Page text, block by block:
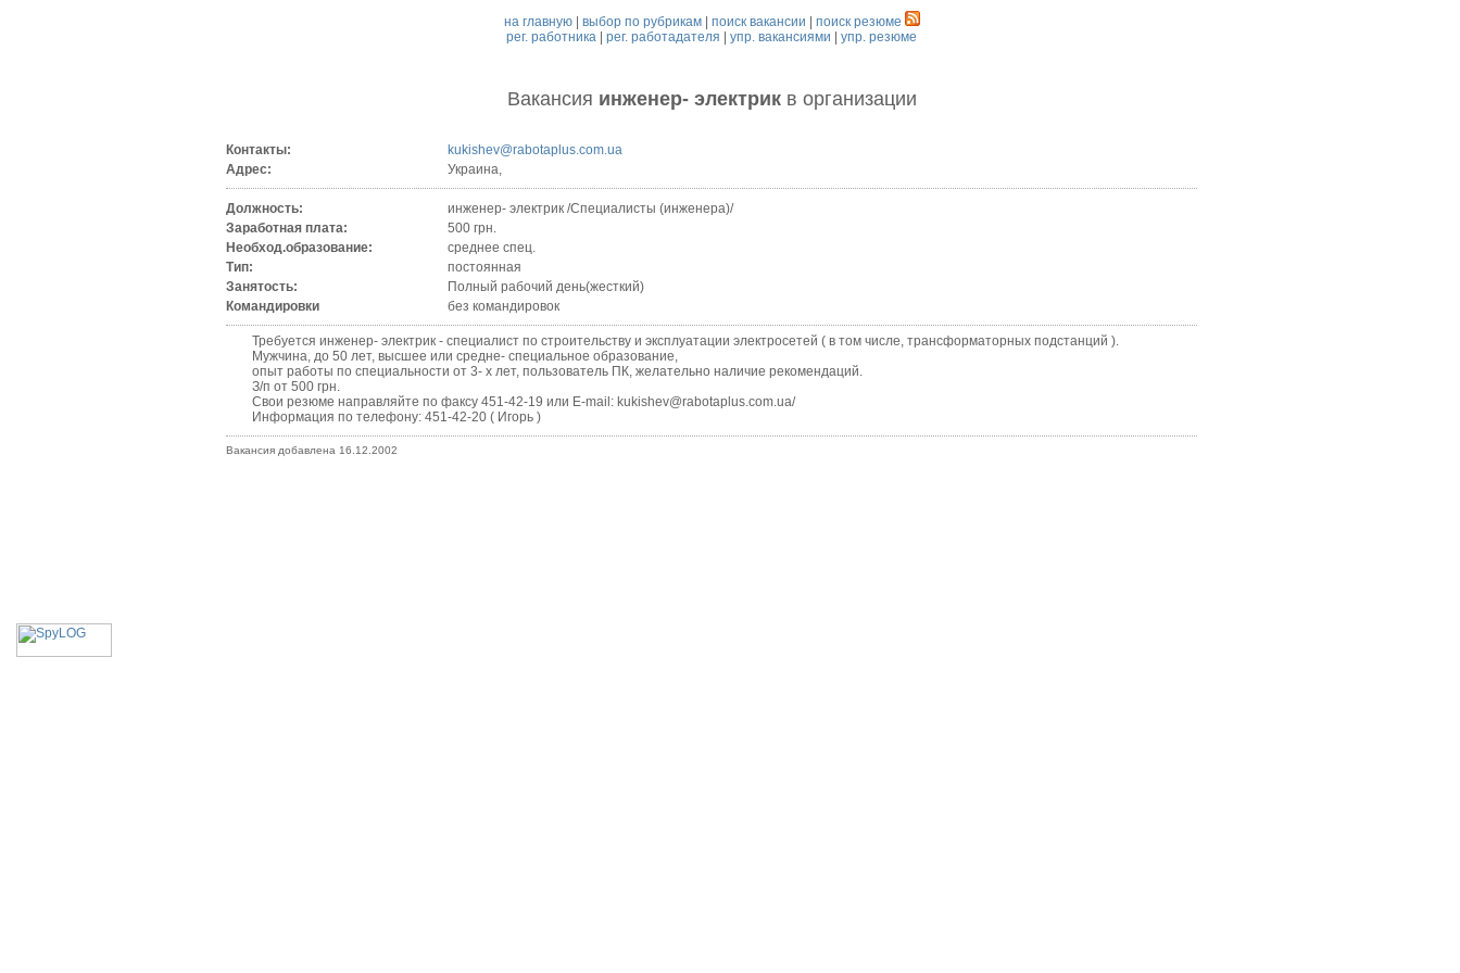
на главную| выбор по рубрикам| поиск вакансии
поиск резюме
рег. работника |рег. работадателя |упр. вакансиями |упр. резюме
Вакансия инженер- электрик в организации
Контакты:
kukishev@rabotaplus.com.ua
Адрес:
Украина,
Должность:
инженер- электрик /Специалисты (инженера)/
Заработная плата:
500 грн.
Необход.образование:
среднее спец.
Тип:
постоянная
Занятость:
Полный рабочий день(жесткий)
Командировки
без командировок
Требуется инженер- электрик - специалист по строительству и эксплуатации электросетей ( в том числе, трансформаторных подстанций ).
Мужчина, до 50 лет, высшее или средне- специальное образование,
опыт работы по специальности от 3- х лет, пользователь ПК, желательно наличие рекомендаций.
З/п от 500 грн.
Свои резюме направляйте по факсу 451-42-19 или E-mail: kukishev@rabotaplus.com.ua/
Информация по телефону: 451-42-20 ( Игорь )
Вакансия добавлена 16.12.2002